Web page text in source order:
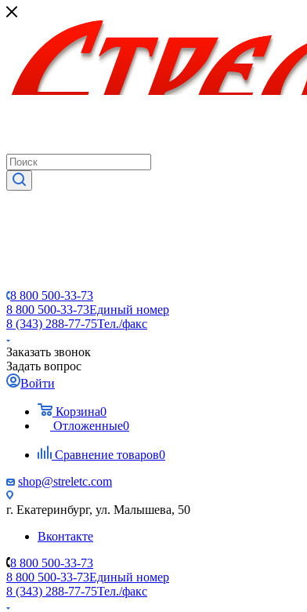
8 800 500-33-73
8 800 500-33-73Единый номер
8 (343) 288-77-75Тел./факс
Заказать звонок
Задать вопрос
Войти
Корзина0
Отложенные0
Сравнение товаров0
shop@streletc.com
г. Екатеринбург, ул. Малышева, 50
Вконтакте
8 800 500-33-73
8 800 500-33-73Единый номер
8 (343) 288-77-75Тел./факс